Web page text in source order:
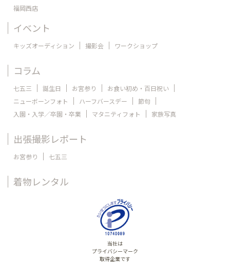
福岡西店
イベント
キッズオーディション 撮影会 ワークショップ
コラム
七五三 誕生日 お宮参り
お食い初め・百日祝い
ニューボーンフォト
ハーフバースデー
節句
入園・入学／卒園・卒業
マタニティフォト 家族写真
出張撮影レポート
お宮参り 七五三
着物レンタル
当社は
プライバシーマーク
取得企業です